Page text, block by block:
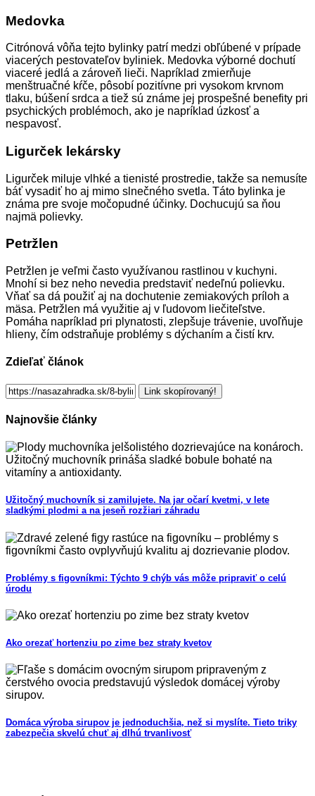
Medovka
Citrónová vôňa tejto bylinky patrí medzi obľúbené v prípade
viacerých pestovateľov byliniek. Medovka výborné dochutí
viaceré jedlá a zároveň lieči. Napríklad zmierňuje
menštruačné kŕče, pôsobí pozitívne pri vysokom krvnom
tlaku, búšení srdca a tiež sú známe jej prospešné benefity pri
psychických problémoch, ako je napríklad úzkosť a
nespavosť.
Ligurček lekársky
Ligurček miluje vlhké a tienisté prostredie, takže sa nemusíte
báť vysadiť ho aj mimo slnečného svetla. Táto bylinka je
známa pre svoje močopudné účinky. Dochucujú sa ňou
najmä polievky.
Petržlen
Petržlen je veľmi často využívanou rastlinou v kuchyni.
Mnohí si bez neho nevedia predstaviť nedeľnú polievku.
Vňať sa dá použiť aj na dochutenie zemiakových príloh a
mäsa. Petržlen má využitie aj v ľudovom liečiteľstve.
Pomáha napríklad pri plynatosti, zlepšuje trávenie, uvoľňuje
hlieny, čím odstraňuje problémy s dýchaním a čistí krv.
Zdieľať článok
Link skopírovaný!
Najnovšie články
Užitočný muchovník si zamilujete. Na jar očarí kvetmi, v lete
sladkými plodmi a na jeseň rozžiari záhradu
Problémy s figovníkmi: Týchto 9 chýb vás môže pripraviť o celú
úrodu
Ako orezať hortenziu po zime bez straty kvetov
Domáca výroba sirupov je jednoduchšia, než si myslíte. Tieto triky
zabezpečia skvelú chuť aj dlhú trvanlivosť